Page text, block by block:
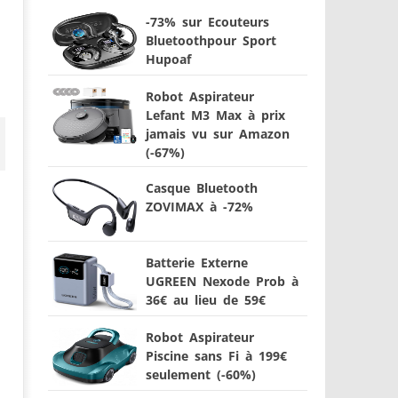
-73% sur Ecouteurs
Bluetoothpour Sport
Hupoaf
Robot Aspirateur
Lefant M3 Max à prix
jamais vu sur Amazon
(-67%)
Casque Bluetooth
ZOVIMAX à -72%
Batterie Externe
UGREEN Nexode Prob à
36€ au lieu de 59€
Robot Aspirateur
Piscine sans Fi à 199€
seulement (-60%)